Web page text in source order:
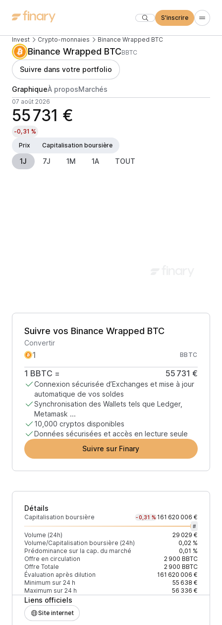
S'inscrire
Invest Crypto-monnaies Binance Wrapped BTC
Binance Wrapped BTCBBTC
Suivre dans votre portfolio
GraphiqueÀ proposMarchés
07 août 2026
55 731 €
-0,31 %
Prix
Capitalisation boursière
1J 7J 1M 1A TOUT
Suivre vos Binance Wrapped BTC
Convertir
BBTC
1 BBTC = 55 731 €
Connexion sécurisée d’Exchanges et mise à jour
automatique de vos soldes
Synchronisation des Wallets tels que Ledger,
Metamask ...
10,000 cryptos disponibles
Données sécurisées et accès en lecture seule
Suivre sur Finary
Détails
Capitalisation boursière -0,31 % 161 620 006 €
#
Volume (24h)
29 029 €
Volume/Capitalisation boursière (24h)
0,02 %
Prédominance sur la cap. du marché
0,01 %
Offre en circulation
2 900 BBTC
Offre Totale
2 900 BBTC
Évaluation après dilution
161 620 006 €
Minimum sur 24 h
55 638 €
Maximum sur 24 h
56 336 €
Liens officiels
Site internet